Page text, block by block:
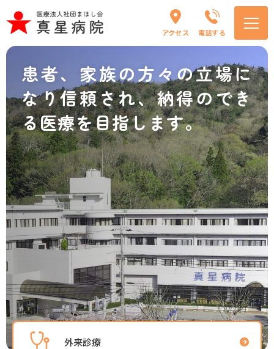
アクセス 電話する
患者、家族の方々の立場に
なり信頼され、納得のでき
る医療を目指します。
外来診療